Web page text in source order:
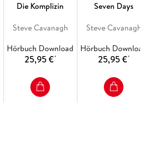
Die Komplizin
Steve Cavanagh
Hörbuch Download
25,95 €*
Seven Days
Steve Cavanagh
Hörbuch
25,95 €*